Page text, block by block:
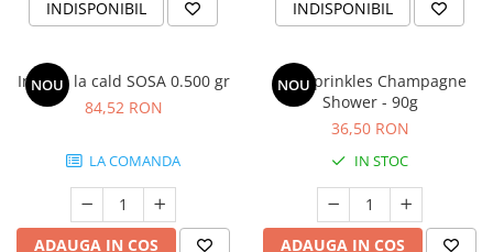
INDISPONIBIL INDISPONIBIL
NOU
Inulina la cald SOSA 0.500 gr
84,52 RON
LA COMANDA
ADAUGA IN COS
NOU
Mix Sprinkles Champagne
Shower - 90g
36,50 RON
IN STOC
ADAUGA IN COS